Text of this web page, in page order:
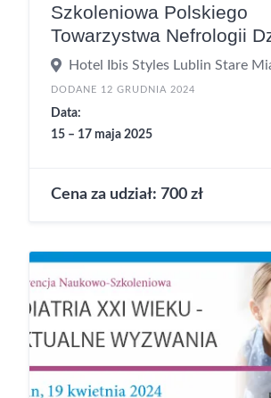
Szkoleniowa Polskiego
Towarzystwa Nefrologii
Hotel Ibis Styles Lublin Stare
DODANE 12 GRUDNIA 2024
Data:
15 – 17 maja 2025
Cena za udział: 700 zł